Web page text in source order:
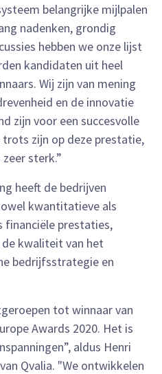
belangrijke mijlpalen
nadenken, grondig
hebben we onze lijst
kandidaten uit heel
Wij zijn van mening
en de innovatie
zijn voor een succesvolle
zijn op deze prestatie,
sterk.”
heeft de bedrijven
kwantitatieve als
financiële prestaties,
kwaliteit van het
bedrijfsstrategie en
tot winnaar van
Awards 2020. Het is
aldus Henri
Qvalia. "We ontwikkelen